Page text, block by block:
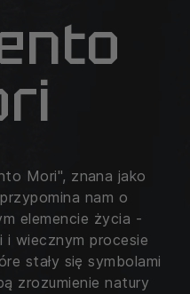
Mori", znana jako
nam o
elemencie życia -
i wiecznym procesie
stały się symbolami
zrozumienie natury